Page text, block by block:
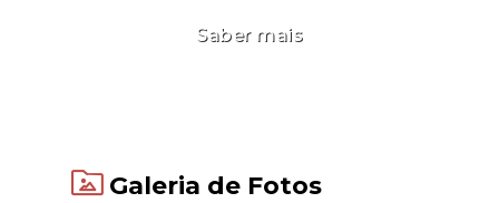
Saber mais
Galeria de Fotos